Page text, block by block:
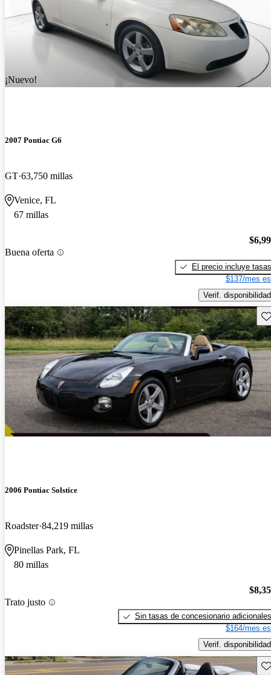
¡Nuevo!
2007 Pontiac G6
GT 63,750 millas
Venice, FL
67 millas
Buena oferta
El precio incluye tasas
$137/mes
Verif. disponibilidad
2006 Pontiac Solstice
Roadster 84,219 millas
Pinellas Park, FL
80 millas
Trato justo
Sin tasas de concesionario adicionales
$164/mes
Verif. disponibilidad